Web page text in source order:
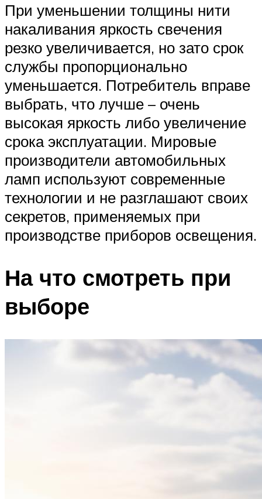
При уменьшении толщины нити
накаливания яркость свечения
резко увеличивается, но зато срок
службы пропорционально
уменьшается. Потребитель вправе
выбрать, что лучше – очень
высокая яркость либо увеличение
срока эксплуатации. Мировые
производители автомобильных
ламп используют современные
технологии и не разглашают своих
секретов, применяемых при
производстве приборов освещения.
На что смотреть при
выборе